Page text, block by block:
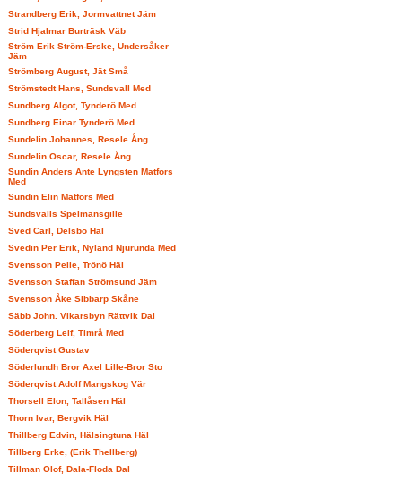
Strandberg Erik, Jormvattnet Jäm
Strid Hjalmar Burträsk Väb
Ström Erik Ström-Erske, Undersåker
Jäm
Strömberg August, Jät Små
Strömstedt Hans, Sundsvall Med
Sundberg Algot, Tynderö Med
Sundberg Einar Tynderö Med
Sundelin Johannes, Resele Ång
Sundelin Oscar, Resele Ång
Sundin Anders Ante Lyngsten Matfors
Med
Sundin Elin Matfors Med
Sundsvalls Spelmansgille
Sved Carl, Delsbo Häl
Svedin Per Erik, Nyland Njurunda Med
Svensson Pelle, Trönö Häl
Svensson Staffan Strömsund Jäm
Svensson Åke Sibbarp Skåne
Säbb John. Vikarsbyn Rättvik Dal
Söderberg Leif, Timrå Med
Söderqvist Gustav
Söderlundh Bror Axel Lille-Bror Sto
Söderqvist Adolf Mangskog Vär
Thorsell Elon, Tallåsen Häl
Thorn Ivar, Bergvik Häl
Thillberg Edvin, Hälsingtuna Häl
Tillberg Erke, (Erik Thellberg)
Tillman Olof, Dala-Floda Dal